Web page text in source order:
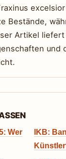
Bestände,
Artikel
und
Wer
IKB: